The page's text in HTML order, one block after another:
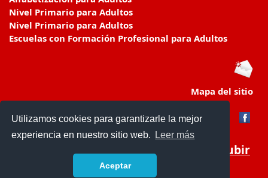
Utilizamos cookies para garantizarle la mejor
experiencia en nuestro sitio web.
Leer más
Aceptar
Nivel Primario para Adultos
Nivel Primario para Adultos
Escuelas con Formación Profesional para Adultos
Mapa del sitio
Subir